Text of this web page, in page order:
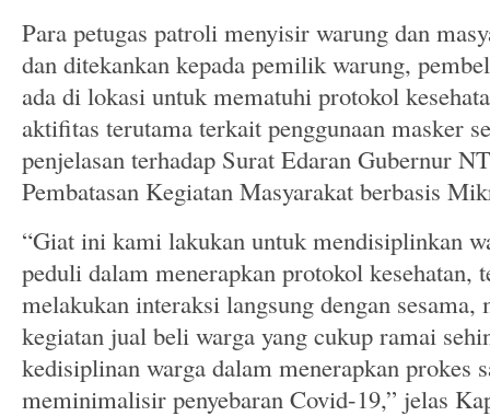
Para petugas patroli menyisir warung dan
dan ditekankan kepada pemilik warung,
ada di lokasi untuk mematuhi protokol
aktifitas terutama terkait penggunaan masker
penjelasan terhadap Surat Edaran Gubernur
Pembatasan Kegiatan Masyarakat berbasis
“Giat ini kami lakukan untuk mendisiplinkan
peduli dalam menerapkan protokol kesehatan,
melakukan interaksi langsung dengan sesama,
kegiatan jual beli warga yang cukup ramai
kedisiplinan warga dalam menerapkan prokes
meminimalisir penyebaran Covid-19,” jelas